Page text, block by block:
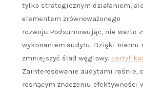
tylko strategicznym działaniem,
elementem zrównoważonego
rozwoju.Podsumowując, nie warto
wykonaniem audytu. Dzięki niemu
zmniejszyć ślad węglowy.
Zainteresowanie audytami rośnie,
rosnącym znaczeniu efektywności